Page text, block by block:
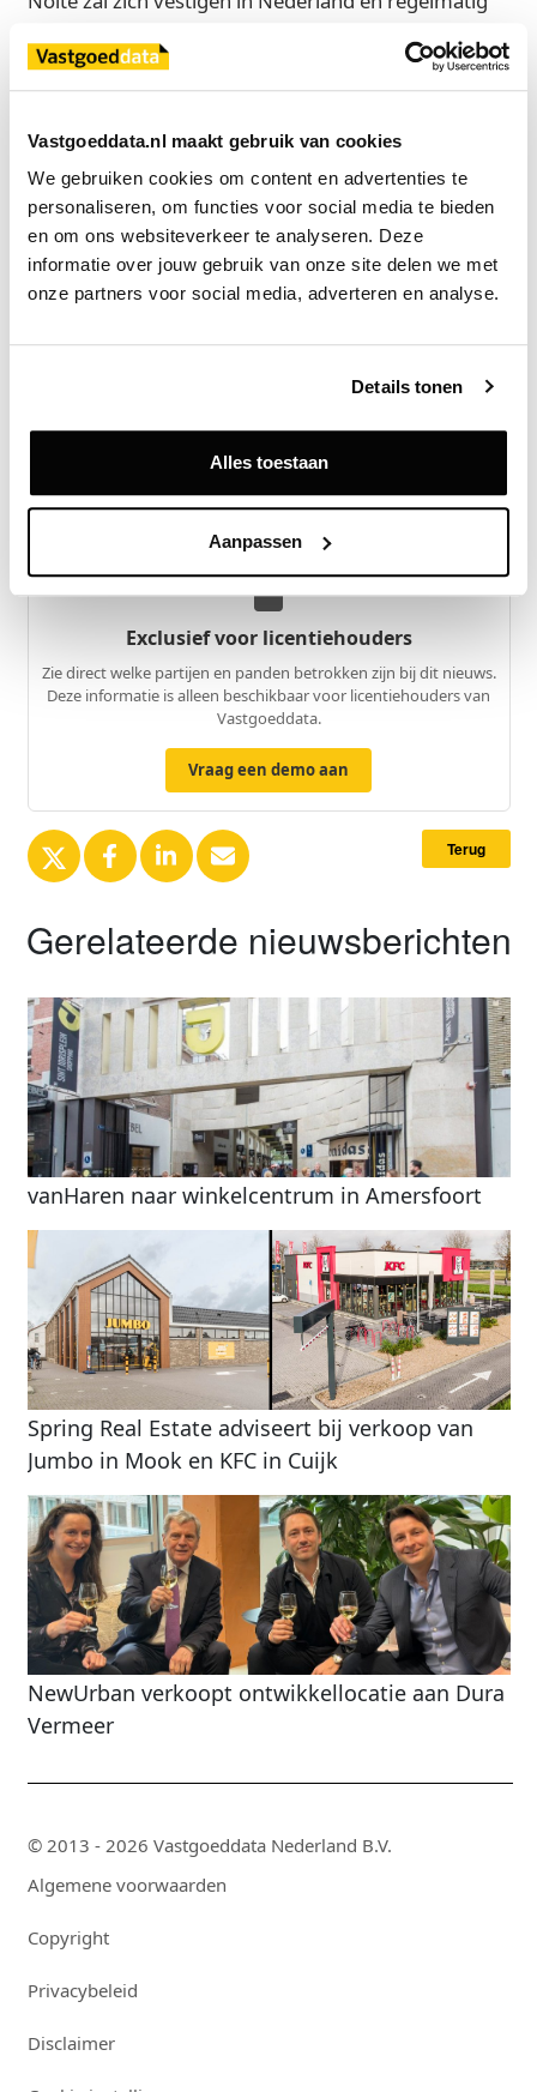
Vastgoeddata.nl maakt gebruik van cookies
We gebruiken cookies om content en advertenties te
personaliseren, om functies voor social media te bieden
en om ons websiteverkeer te analyseren. Deze
informatie over jouw gebruik van onze site delen we met
onze partners voor social media, adverteren en analyse.
Details tonen
Alles toestaan
Aanpassen
Wakefield in Duitsland, Nederland en de rest van
Europa.
Pierre Nolte, Head of Germany & Netherlands van
Cushman & Wakefield, zegt:"Het is een eer om deze
uitgebreide verantwoordelijkheid op me te nemen.
Werken in een internationale context heeft mij
gedurende mijn hele loopbaan aangesproken, maar
dat neemt niet weg dat we in Nederland een
ondersteund door ons wereldwijde platform, zie ik
volop kansen om onze klanten nog beter te bedienen.”
Bron
Exclusief voor licentiehouders
Zie direct welke partijen en panden betrokken zijn bij dit nieuws.
Deze informatie is alleen beschikbaar voor licentiehouders van
Vastgoeddata.
Vraag een demo aan
Terug
Gerelateerde nieuwsberichten
vanHaren naar winkelcentrum in Amersfoort
Spring Real Estate adviseert bij verkoop van
Jumbo in Mook en KFC in Cuijk
NewUrban verkoopt ontwikkellocatie aan Dura
Vermeer
© 2013 - 2026 Vastgoeddata Nederland B.V.
Algemene voorwaarden
Copyright
Privacybeleid
Disclaimer